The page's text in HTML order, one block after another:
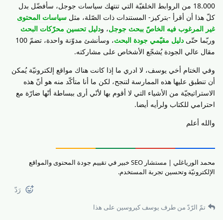
18.000 من الروابط الخلفيّة التي تنتهك سياسات جوجل، سأفضّل بدل
كلّ هذا أن أقرأ -بتركيز- المستندات ذات الصّلة، مثل سياسات المحتوى
غير المرغوب فيه الخاصّ ببحث جوجل، ودليل تحسين محرّكات البحث
وربّما حتّى دليل مقيّمي جودة البحث
، وسأنشئ مدوّنة واحدة، تضمّ 100
مقال عالي الجودة يُشجّع الأشخاص على مشاركته.
وفي الختام أخي يوسف، لا ادري ما إذا كانت هناك مواقع إلكترونيّة يُمكن
أن تنطبق عليها هذه الممارسة لتنجح، لكن ما أنا متأكّد منه هو أنّ هذه
الاستراتيجيّة من الأشياء التي لا أقوم بها لأنّي أرى ببساطة أنّها ضارّة مع
احترامي للكتاب ولرأيه أيضا.
والله أعلم
محمد الورياغلي | مستشار SEO خبير في تقييم جودة المحتوى والمواقع
الإلكترونيّة وتحسين تجربة المستخدم.
رَدّ
تمّ الرّدّ من طرف يوسف كيروسين على هذا